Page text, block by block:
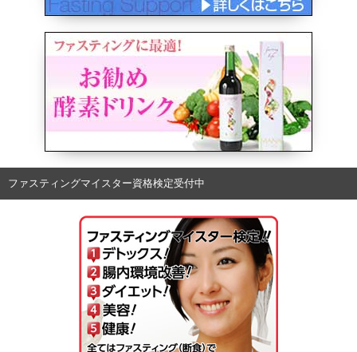
ファスティングマイスター資格検定受付中